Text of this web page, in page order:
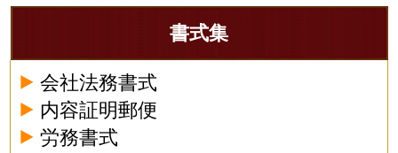
書式集
会社法務書式
内容証明郵便
労務書式